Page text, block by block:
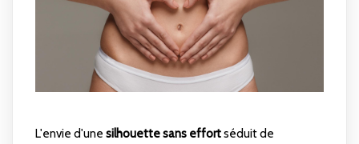
L'envie d'une silhouette sans effortséduit de